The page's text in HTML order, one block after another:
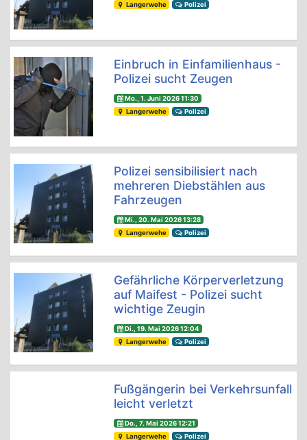
Langerwehe
Polizei
Einbruch in Einfamilienhaus -
Polizei sucht Zeugen
Mo., 1. Juni 2026 11:30
Langerwehe
Polizei
Polizei sensibilisiert nach
mehreren Diebstählen aus
Fahrzeugen
Mi., 20. Mai 2026 13:28
Langerwehe
Polizei
Gefährliche Körperverletzung
auf Maifest - Polizei sucht
wichtige Zeugin
Di., 19. Mai 2026 12:04
Langerwehe
Polizei
Fußgängerin bei Verkehrsunfall
leicht verletzt
Do., 7. Mai 2026 12:21
Langerwehe
Polizei